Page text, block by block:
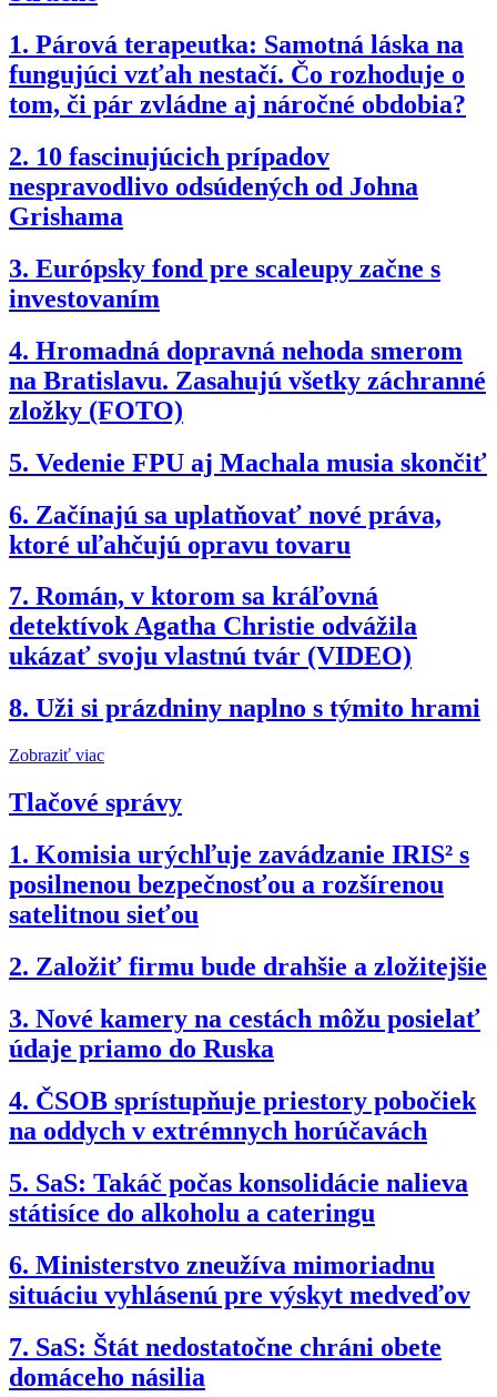
1. Párová terapeutka: Samotná láska na
fungujúci vzťah nestačí. Čo rozhoduje o
tom, či pár zvládne aj náročné obdobia?
2. 10 fascinujúcich prípadov
nespravodlivo odsúdených od Johna
Grishama
3. Európsky fond pre scaleupy začne s
investovaním
4. Hromadná dopravná nehoda smerom
na Bratislavu. Zasahujú všetky záchranné
zložky (FOTO)
5. Vedenie FPU aj Machala musia skončiť
6. Začínajú sa uplatňovať nové práva,
ktoré uľahčujú opravu tovaru
7. Román, v ktorom sa kráľovná
detektívok Agatha Christie odvážila
ukázať svoju vlastnú tvár (VIDEO)
8. Uži si prázdniny naplno s týmito hrami
Zobraziť viac
Tlačové správy
1. Komisia urýchľuje zavádzanie IRIS² s
posilnenou bezpečnosťou a rozšírenou
satelitnou sieťou
2. Založiť firmu bude drahšie a zložitejšie
3. Nové kamery na cestách môžu posielať
údaje priamo do Ruska
4. ČSOB sprístupňuje priestory pobočiek
na oddych v extrémnych horúčavách
5. SaS: Takáč počas konsolidácie nalieva
státisíce do alkoholu a cateringu
6. Ministerstvo zneužíva mimoriadnu
situáciu vyhlásenú pre výskyt medveďov
7. SaS: Štát nedostatočne chráni obete
domáceho násilia